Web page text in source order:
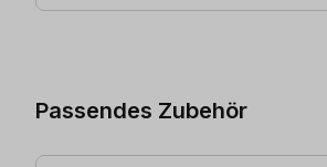
Passendes Zubehör